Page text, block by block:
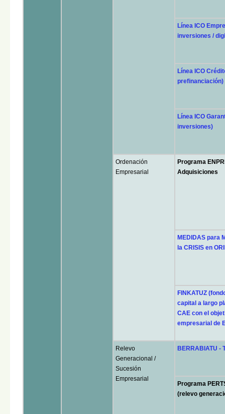
Línea ICO
inversiones /
Línea ICO
prefinanciación)
Línea ICO
inversiones)
Ordenación
Empresarial
Programa
Adquisiciones
MEDIDAS para
la CRISIS en
FINKATUZ
capital a largo
CAE con el
empresarial de
Relevo
Generacional /
Sucesión
Empresarial
BERRABIATU -
Programa
(relevo